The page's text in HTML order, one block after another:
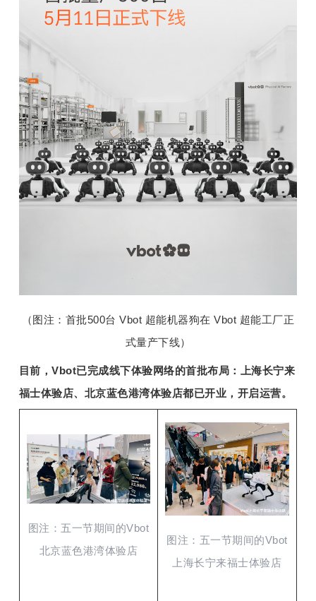
机
（图注：首批500台 Vbot 超能机器狗在 Vbot 超能工厂正
式量产下线）
目前，Vbot已完成线下体验网络的首批布局：上海长宁来
福士体验店、北京蓝色港湾体验店都已开业，开启运营。
图注：五一节期间的Vbot
北京蓝色港湾体验店
图注：五一节期间的Vbot
上海长宁来福士体验店